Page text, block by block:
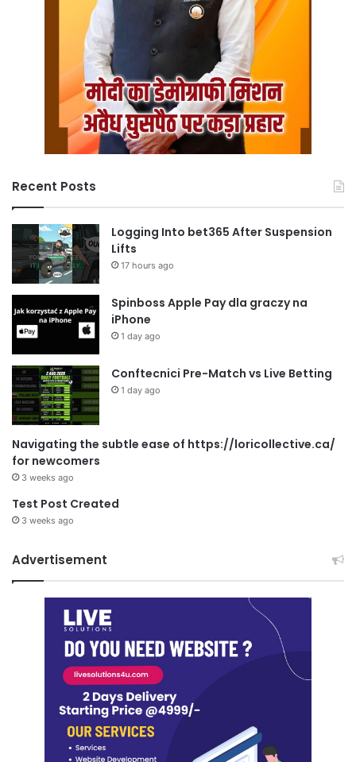
Recent Posts
Logging Into bet365 After Suspension
Lifts
17 hours ago
Spinboss Apple Pay dla graczy na
iPhone
1 day ago
Conftecnici Pre-Match vs Live Betting
1 day ago
Navigating the subtle ease of https://loricollective.ca/
for newcomers
3 weeks ago
Test Post Created
3 weeks ago
Advertisement